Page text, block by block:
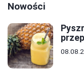
Nowości